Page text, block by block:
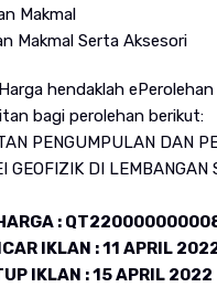
Makmal
Makmal Serta Aksesori
hendaklah
bagi perolehan berikut:
PENGUMPULAN DAN
GEOFIZIK DI LEMBANGAN
:
IKLAN : 11 APRIL
IKLAN : 15 APRIL 2022